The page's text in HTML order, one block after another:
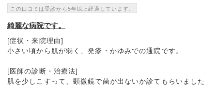
この口コミは受診から5年以上経過しています。
綺麗な病院です。
[症状・来院理由]
小さい頃から肌が弱く、発疹・かゆみでの通院です。
[医師の診断・治療法]
肌を少しこすって、顕微鏡で菌が出ないか診てもらいました